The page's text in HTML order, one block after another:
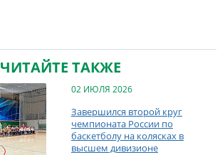
ЧИТАЙТЕ ТАКЖЕ
02 ИЮЛЯ 2026
Завершился второй круг
чемпионата России по
баскетболу на колясках в
высшем дивизионе